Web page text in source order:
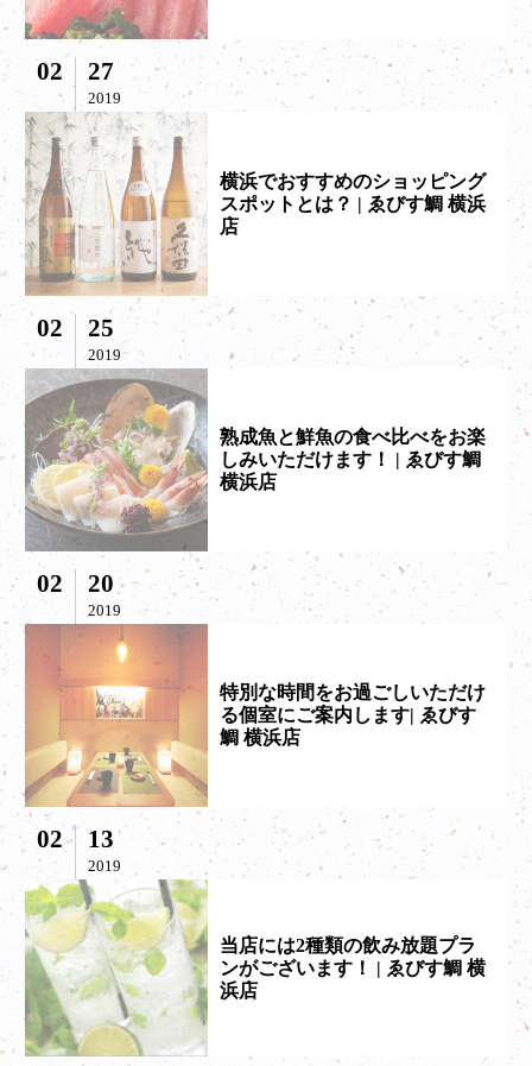
02 27
2019
横浜でおすすめのショッピング
スポットとは？ | ゑびす鯛 横浜
店
02 25
2019
熟成魚と鮮魚の食べ比べをお楽
しみいただけます！ | ゑびす鯛
横浜店
02 20
2019
特別な時間をお過ごしいただけ
る個室にご案内します| ゑびす
鯛 横浜店
02 13
2019
当店には2種類の飲み放題プラ
ンがございます！ | ゑびす鯛 横
浜店